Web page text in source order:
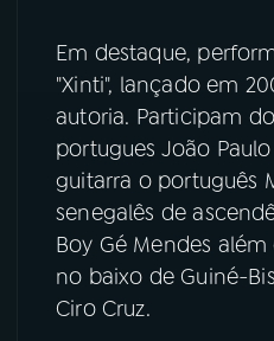
YouTube
Instagram
TikTok
Em destaque,
"Xinti", lançado em
autoria. Participam
portugues João
guitarra o português
senegalês de
Boy Gé Mendes
no baixo de Guiné-
Ciro Cruz.